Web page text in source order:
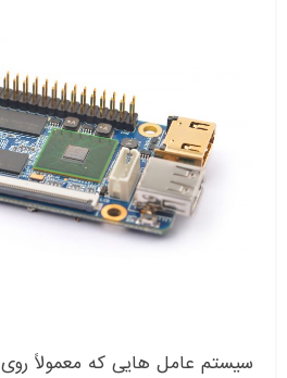
سیستم عامل هایی که معمولاً روی